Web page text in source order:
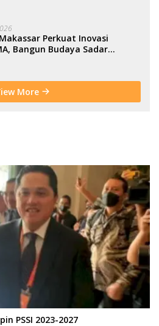
Makassar Perkuat Inovasi
Bangun Budaya Sadar
More
PSSI 2023-2027